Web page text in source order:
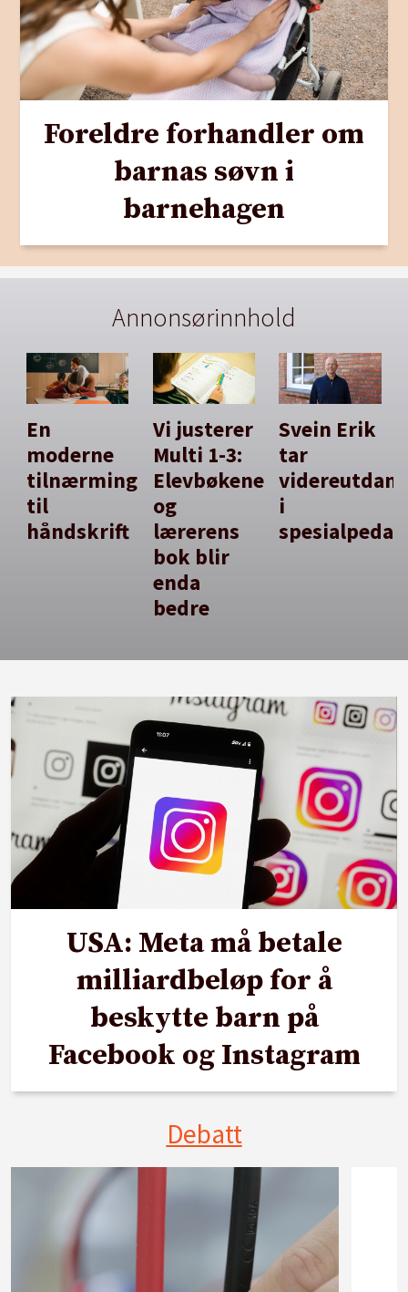
Foreldre forhandler om
barnas søvn i
barnehagen
Annonsørinnhold
En
moderne
tilnærming
til
håndskrift
Vi justerer
Multi 1-3:
Elevbøkene
og
lærerens
bok blir
enda
bedre
Svein Erik
tar
i
USA: Meta må betale
milliardbeløp for å
beskytte barn på
Facebook og Instagram
Debatt